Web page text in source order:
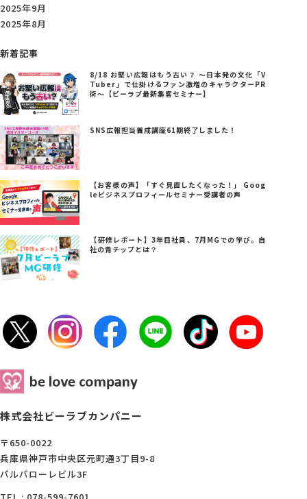
2025年9月
2025年8月
新着記事
8/18 お堅い広報はもう古い？ ～日本発の文化「V
Tuber」で仕掛けるファン激増のキャラクターPR
術～【ビーラブ最新集客セミナー】
SNS広報担当養成講座61期終了しました！
【お客様の声】「すぐ見直したくなった！」 Goog
leビジネスプロフィールセミナー受講者の声
【研修レポート】3年目社員、7月MGでの学び。自
社の青チップとは？
株式会社ビーラブカンパニー
〒650-0022
兵庫県神戸市中央区元町通3丁目9-8
パルパローレビル3F